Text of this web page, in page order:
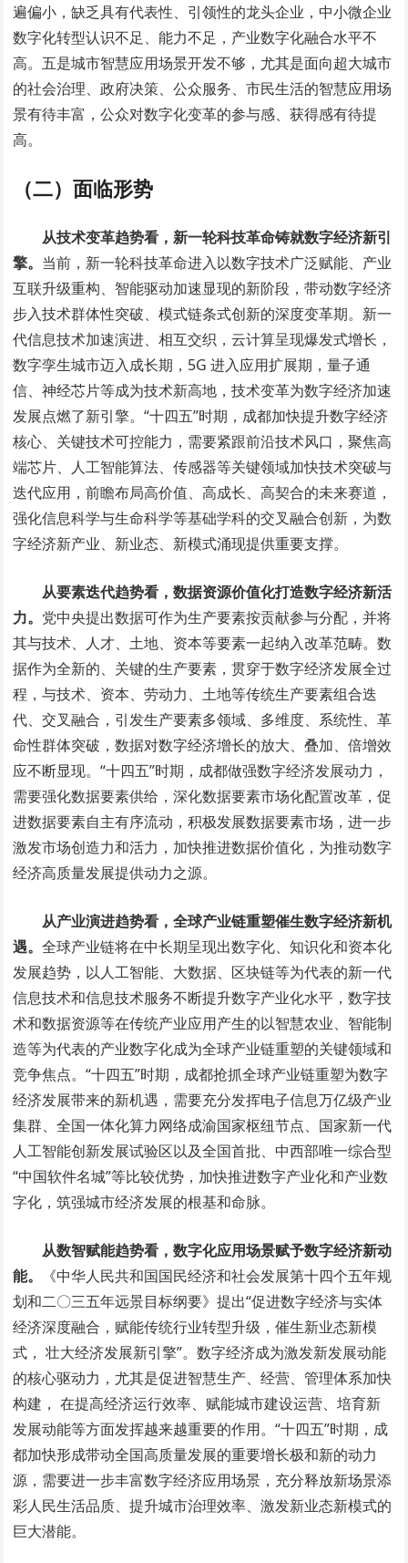
遍偏小，缺乏具有代表性、引领性的龙头企业，中小微企业
数字化转型认识不足、能力不足，产业数字化融合水平不
高。五是城市智慧应用场景开发不够，尤其是面向超大城市
的社会治理、政府决策、公众服务、市民生活的智慧应用场
景有待丰富，公众对数字化变革的参与感、获得感有待提
高。
（二）面临形势
从技术变革趋势看，新一轮科技革命铸就数字经济新引
擎。 当前，新一轮科技革命进入以数字技术广泛赋能、产业
互联升级重构、智能驱动加速显现的新阶段，带动数字经济
步入技术群体性突破、模式链条式创新的深度变革期。新一
代信息技术加速演进、相互交织，云计算呈现爆发式增长，
数字孪生城市迈入成长期，5G 进入应用扩展期，量子通
信、神经芯片等成为技术新高地，技术变革为数字经济加速
发展点燃了新引擎。“十四五”时期，成都加快提升数字经济
核心、关键技术可控能力，需要紧跟前沿技术风口，聚焦高
端芯片、人工智能算法、传感器等关键领域加快技术突破与
迭代应用，前瞻布局高价值、高成长、高契合的未来赛道，
强化信息科学与生命科学等基础学科的交叉融合创新，为数
字经济新产业、新业态、新模式涌现提供重要支撑。
从要素迭代趋势看，数据资源价值化打造数字经济新活
力。 党中央提出数据可作为生产要素按贡献参与分配，并将
其与技术、人才、土地、资本等要素一起纳入改革范畴。数
据作为全新的、关键的生产要素，贯穿于数字经济发展全过
程，与技术、资本、劳动力、土地等传统生产要素组合迭
代、交叉融合，引发生产要素多领域、多维度、系统性、革
命性群体突破，数据对数字经济增长的放大、叠加、倍增效
应不断显现。“十四五”时期，成都做强数字经济发展动力，
需要强化数据要素供给，深化数据要素市场化配置改革，促
进数据要素自主有序流动，积极发展数据要素市场，进一步
激发市场创造力和活力，加快推进数据价值化，为推动数字
经济高质量发展提供动力之源。
从产业演进趋势看，全球产业链重塑催生数字经济新机
遇。全球产业链将在中长期呈现出数字化、知识化和资本化
发展趋势，以人工智能、大数据、区块链等为代表的新一代
信息技术和信息技术服务不断提升数字产业化水平，数字技
术和数据资源等在传统产业应用产生的以智慧农业、智能制
造等为代表的产业数字化成为全球产业链重塑的关键领域和
竞争焦点。“十四五”时期，成都抢抓全球产业链重塑为数字
经济发展带来的新机遇，需要充分发挥电子信息万亿级产业
集群、全国一体化算力网络成渝国家枢纽节点、国家新一代
人工智能创新发展试验区以及全国首批、中西部唯一综合型
“中国软件名城”等比较优势，加快推进数字产业化和产业数
字化，筑强城市经济发展的根基和命脉。
从数智赋能趋势看，数字化应用场景赋予数字经济新动
能。
《中华人民共和国国民经济和社会发展第十四个五年规
划和二〇三五年远景目标纲要》提出“促进数字经济与实体
经济深度融合，赋能传统行业转型升级，催生新业态新模
式， 壮大经济发展新引擎”。数字经济成为激发新发展动能
的核心驱动力，尤其是促进智慧生产、经营、管理体系加快
构建， 在提高经济运行效率、赋能城市建设运营、培育新
发展动能等方面发挥越来越重要的作用。“十四五”时期，成
都加快形成带动全国高质量发展的重要增长极和新的动力
源，需要进一步丰富数字经济应用场景，充分释放新场景添
彩人民生活品质、提升城市治理效率、激发新业态新模式的
巨大潜能。